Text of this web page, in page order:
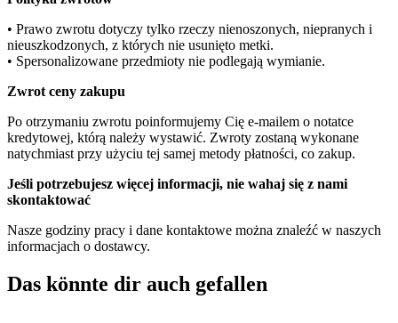
• Prawo zwrotu dotyczy tylko rzeczy nienoszonych, niepranych i
nieuszkodzonych, z których nie usunięto metki.
• Spersonalizowane przedmioty nie podlegają wymianie.
Zwrot ceny zakupu
Po otrzymaniu zwrotu poinformujemy Cię e-mailem o notatce
kredytowej, którą należy wystawić. Zwroty zostaną wykonane
natychmiast przy użyciu tej samej metody płatności, co zakup.
Jeśli potrzebujesz więcej informacji, nie wahaj się z nami
skontaktować
Nasze godziny pracy i dane kontaktowe można znaleźć w naszych
informacjach o dostawcy.
Das könnte dir auch gefallen